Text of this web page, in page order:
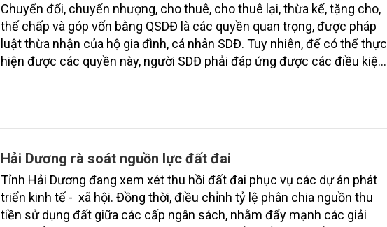
Chuyển đổi, chuyển nhượng, cho thuê, cho thuê lại, thừa kế, tặng cho,
thế chấp và góp vốn bằng QSDĐ là các quyền quan trọng, được pháp
luật thừa nhận của hộ gia đình, cá nhân SDĐ. Tuy nhiên, để có thể thực
hiện được các quyền này, người SDĐ phải đáp ứng được các điều kiện
Hải Dương rà soát nguồn lực đất đai
Tỉnh Hải Dương đang xem xét thu hồi đất đai phục vụ các dự án phát
triển kinh tế - xã hội. Đồng thời, điều chỉnh tỷ lệ phân chia nguồn thu
tiền sử dụng đất giữa các cấp ngân sách, nhằm đẩy mạnh các giải